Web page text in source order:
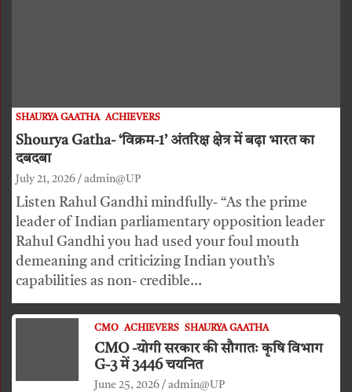
SHAURYA GAATHA ACHIEVERS
Shourya Gatha- ‘विक्रम-1’ अंतरिक्ष क्षेत्र में बढ़ा भारत का
दबदबा
July 21, 2026 admin@UP
Listen Rahul Gandhi mindfully- “As the prime
leader of Indian parliamentary opposition leader
Rahul Gandhi you had used your foul mouth
demeaning and criticizing Indian youth’s
capabilities as non- credible…
CMO ACHIEVERS SHAURYA GAATHA
CMO -योगी सरकार की सौगातः कृषि विभाग
G-3 में 3446 चयनित
June 25, 2026 admin@UP